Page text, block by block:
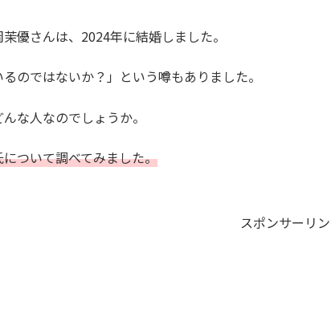
優さんは、2024年に結婚しました。
のではないか？」という噂もありました。
な人なのでしょうか。
ついて調べてみました。
スポンサーリ